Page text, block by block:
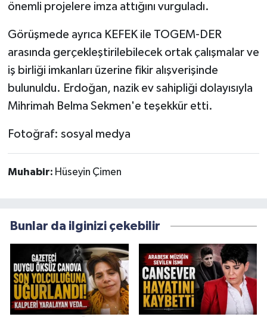
önemli projelere imza attığını vurguladı.
Görüşmede ayrıca KEFEK ile TOGEM-DER
arasında gerçekleştirilebilecek ortak çalışmalar ve
iş birliği imkanları üzerine fikir alışverişinde
bulunuldu. Erdoğan, nazik ev sahipliği dolayısıyla
Mihrimah Belma Sekmen'e teşekkür etti.
Fotoğraf: sosyal medya
Muhabir: Hüseyin Çimen
Bunlar da ilginizi çekebilir